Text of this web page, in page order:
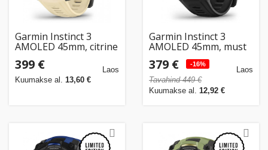
Garmin Instinct 3
AMOLED 45mm, citrine
399 €
Kuumakse al. 13,60 €
Laos
Garmin Instinct 3
AMOLED 45mm, must
379 € -16%
Tavahind 449 €
Kuumakse al. 12,92 €
Laos